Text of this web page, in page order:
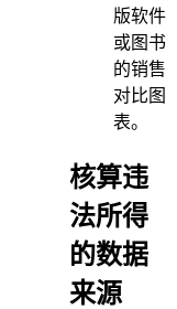
版软件
或图书
的销售
对比图
表。
核算违
法所得
的数据
来源